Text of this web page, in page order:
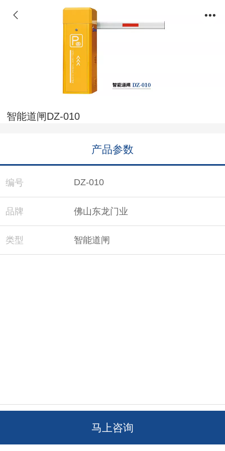
智能道闸DZ-010
产品参数
编号 DZ-010
品牌 佛山东龙门业
类型 智能道闸
马上咨询